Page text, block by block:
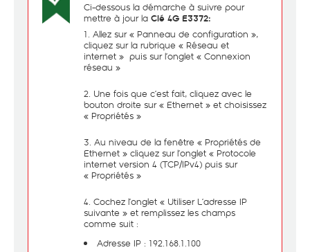
Ci-dessous la démarche à suivre pour
mettre à jour la Clé 4G E3372:
Allez sur « Panneau de configuration »,
cliquez sur la rubrique « Réseau et
internet » puis sur l’onglet « Connexion
réseau »
Une fois que c’est fait, cliquez avec le
bouton droite sur « Ethernet » et choisissez
« Propriétés »
Au niveau de la fenêtre « Propriétés de
Ethernet » cliquez sur l’onglet « Protocole
internet version 4 (TCP/IPv4) puis sur
« Propriétés »
Cochez l’onglet « Utiliser L’adresse IP
suivante » et remplissez les champs
comme suit :
Adresse IP : 192.168.1.100